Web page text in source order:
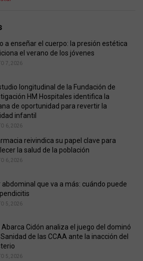
a enseñar el cuerpo: la presión estética
el verano de los jóvenes
7, 2026
longitudinal de la Fundación de
HM Hospitales identifica la
de oportunidad para revertir la
infantil
6, 2026
reivindica su papel clave para
la salud de la población
6, 2026
abdominal que va a más: cuándo puede
5, 2026
Abarca Cidón analiza el juego del dominó
de las CCAA ante la inacción del
5, 2026